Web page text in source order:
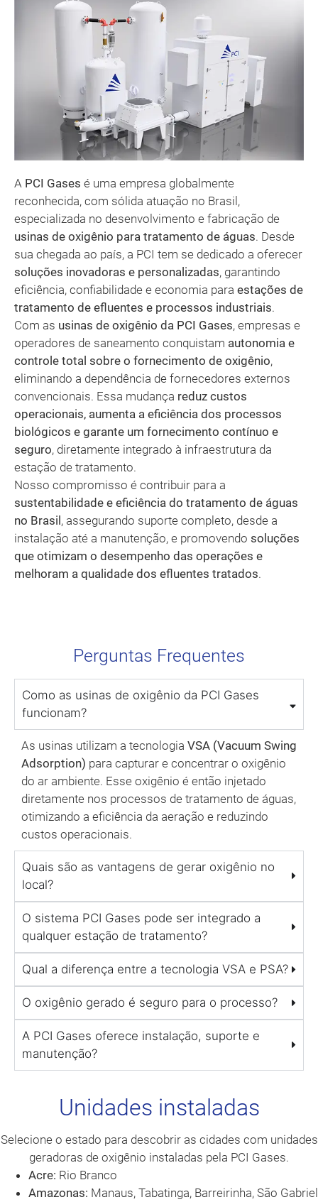
A PCI Gases é uma empresa globalmente
reconhecida, com sólida atuação no Brasil,
especializada no desenvolvimento e fabricação de
usinas de oxigênio para tratamento de águas. Desde
sua chegada ao país, a PCI tem se dedicado a oferecer
soluções inovadoras e personalizadas, garantindo
eficiência, confiabilidade e economia para estações de
tratamento de efluentes e processos industriais.
Com as usinas de oxigênio da PCI Gases, empresas e
operadores de saneamento conquistam autonomia e
controle total sobre o fornecimento de oxigênio,
eliminando a dependência de fornecedores externos
convencionais. Essa mudança reduz custos
operacionais, aumenta a eficiência dos processos
biológicos e garante um fornecimento contínuo e
seguro, diretamente integrado à infraestrutura da
estação de tratamento.
Nosso compromisso é contribuir para a
sustentabilidade e eficiência do tratamento de águas
no Brasil, assegurando suporte completo, desde a
instalação até a manutenção, e promovendo soluções
que otimizam o desempenho das operações e
melhoram a qualidade dos efluentes tratados.
Perguntas Frequentes
Como as usinas de oxigênio da PCI Gases
funcionam?
As usinas utilizam a tecnologia VSA (Vacuum Swing
Adsorption) para capturar e concentrar o oxigênio
do ar ambiente. Esse oxigênio é então injetado
diretamente nos processos de tratamento de águas,
otimizando a eficiência da aeração e reduzindo
custos operacionais.
Quais são as vantagens de gerar oxigênio no
local?
O sistema PCI Gases pode ser integrado a
qualquer estação de tratamento?
Qual a diferença entre a tecnologia VSA e PSA?
O oxigênio gerado é seguro para o processo?
A PCI Gases oferece instalação, suporte e
manutenção?
Unidades instaladas
Selecione o estado para descobrir as cidades com unidades
geradoras de oxigênio instaladas pela PCI Gases.
Acre: Rio Branco
Amazonas: Manaus, Tabatinga, Barreirinha, São Gabriel